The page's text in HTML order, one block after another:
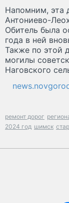
Напомним, эта
Антониево-
Обитель была
года в ней
Также по этой
могилы
Наговского
ремонт дорог
2024 год шимск